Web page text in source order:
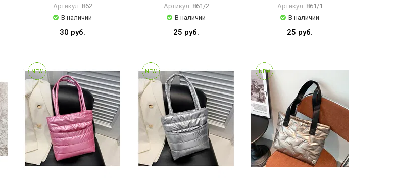
Артикул: 862
В наличии
30 руб.
Артикул: 861/2
В наличии
25 руб.
Артикул: 861/1
В наличии
25 руб.
NEW NEW NEW